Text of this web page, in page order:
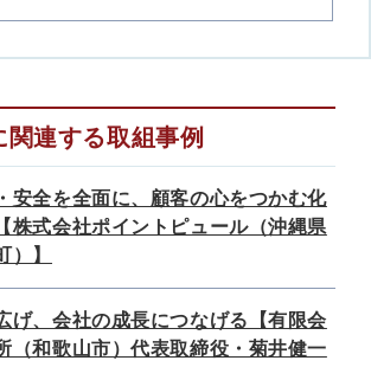
関連する取組事例
全を全面に、顧客の心をつかむ化
株式会社ポイントピュール（沖縄県
）】
げ、会社の成長につなげる【有限会
（和歌山市）代表取締役・菊井健一